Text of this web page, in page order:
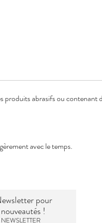
produits abrasifs ou contenant
avec le temps.
pour
!